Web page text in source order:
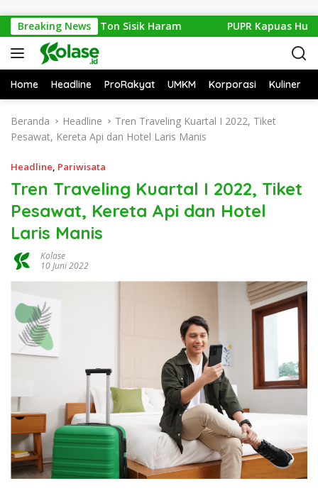
Breaking News
Setengah Ton Sisik Haram PUPR Kapuas Hulu
Home Headline ProRakyat UMKM Korporasi Kuliner
Beranda Headline
Tren Traveling Kuartal I 2022, Tiket
Pesawat, Kereta Api dan Hotel Laris Manis
Headline, Pariwisata
Tren Traveling Kuartal I 2022, Tiket
Pesawat, Kereta Api dan Hotel
Laris Manis
Kolase
10 Juni 2022